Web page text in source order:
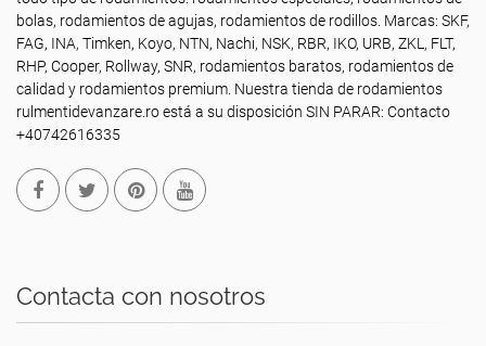
bolas, rodamientos de agujas, rodamientos de rodillos. Marcas: SKF,
FAG, INA, Timken, Koyo, NTN, Nachi, NSK, RBR, IKO, URB, ZKL, FLT,
RHP, Cooper, Rollway, SNR, rodamientos baratos, rodamientos de
calidad y rodamientos premium. Nuestra tienda de rodamientos
rulmentidevanzare.ro está a su disposición SIN PARAR: Contacto
+40742616335
Contacta con nosotros